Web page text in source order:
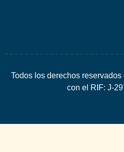
Todos los derechos
con el RIF: J-